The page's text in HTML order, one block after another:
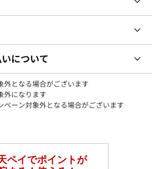
について
となる場合がございます
外になります
ーン対象外となる場合がございます